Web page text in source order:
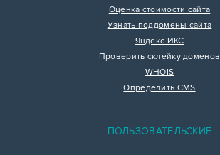
Оценка стоимости сайта
Узнать поддомены сайта
Яндекс ИКС
Проверить склейку доменов
WHOIS
Определить CMS
ПОЛЬЗОВАТЕЛЬСКИЕ